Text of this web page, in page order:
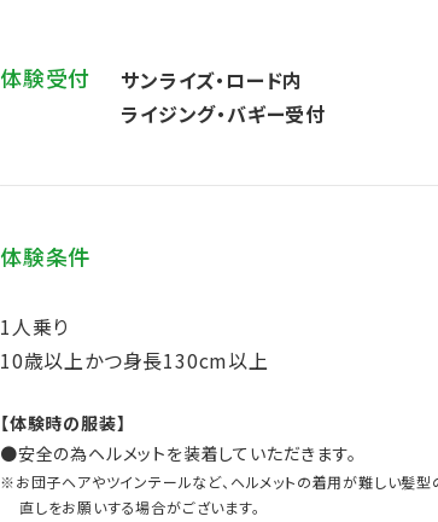
体験受付
サンライズ・ロード内
ライジング・バギー受付
体験条件
1人乗り
10歳以上かつ身⾧130cm以上
【体験時の服装】
●安全の為ヘルメットを装着していただきます。
※お団子ヘアやツインテールなど、ヘルメットの着用が難しい髪型
直しをお願いする場合がございます。